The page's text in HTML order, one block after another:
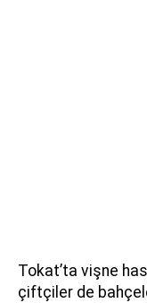
Tokat’ta vişne
çiftçiler de